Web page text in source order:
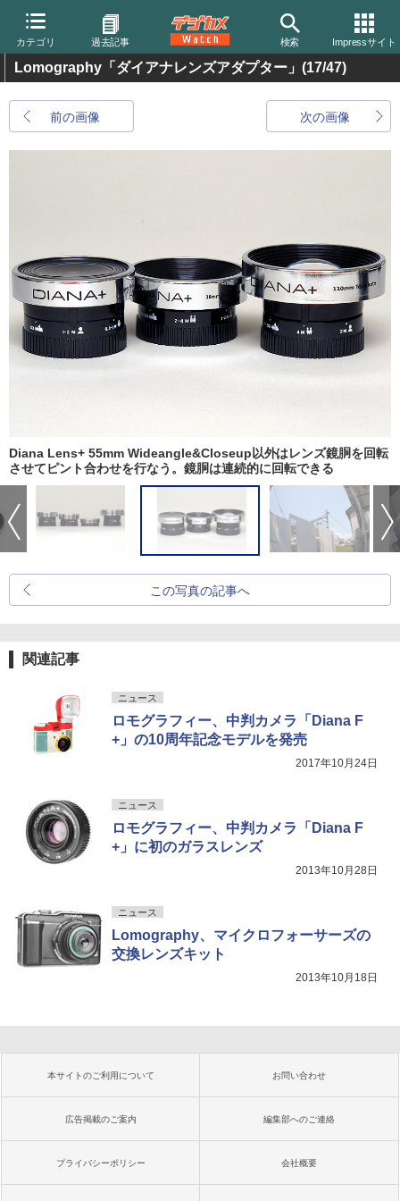
カテゴリ 過去記事 検索 Impressサイト
Lomography「ダイアナレンズアダプター」 (17/47)
前の画像 次の画像
Diana Lens+ 55mm Wideangle&Closeup以外はレンズ鏡胴を回転
させてピント合わせを行なう。鏡胴は連続的に回転できる
この写真の記事へ
関連記事
ニュース
ロモグラフィー、中判カメラ「Diana F
+」の10周年記念モデルを発売
2017年10月24日
ニュース
ロモグラフィー、中判カメラ「Diana F
+」に初のガラスレンズ
2013年10月28日
ニュース
Lomography、マイクロフォーサーズの
交換レンズキット
2013年10月18日
本サイトのご利用について お問い合わせ
広告掲載のご案内 編集部へのご連絡
プライバシーポリシー 会社概要